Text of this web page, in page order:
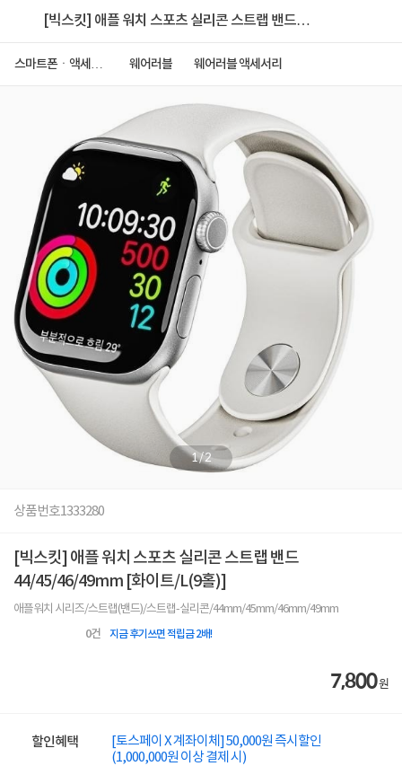
[빅스킷] 애플 워치 스포츠 실리콘 스트랩 밴드
스마트폰ㆍ액세서
웨어러블 웨어러블 액세서리
1/2
상품번호1333280
[빅스킷] 애플 워치 스포츠 실리콘 스트랩 밴드
44/45/46/49mm [화이트/L(9홀)]
애플워치 시리즈/스트랩(밴드)/스트랩-실리콘/44mm/45mm/46mm/49mm
0건 지금 후기쓰면 적립금 2배!
7,800원
할인혜택
[토스페이 X 계좌이체] 50,000원 즉시할인
(1,000,000원 이상 결제 시)